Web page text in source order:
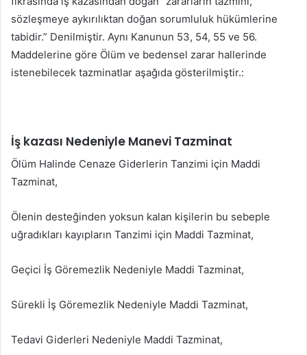
sözleşmeye aykırılıktan doğan sorumluluk hükümlerine
tabidir.” Denilmiştir. Aynı Kanunun 53, 54, 55 ve 56.
Maddelerine göre Ölüm ve bedensel zarar hallerinde
istenebilecek tazminatlar aşağıda gösterilmiştir.:
İş kazası Nedeniyle Manevi Tazminat
Ölüm Halinde Cenaze Giderlerin Tanzimi için Maddi
Tazminat,
Ölenin desteğinden yoksun kalan kişilerin bu sebeple
uğradıkları kayıpların Tanzimi için Maddi Tazminat,
Geçici İş Göremezlik Nedeniyle Maddi Tazminat,
Sürekli İş Göremezlik Nedeniyle Maddi Tazminat,
Tedavi Giderleri Nedeniyle Maddi Tazminat,